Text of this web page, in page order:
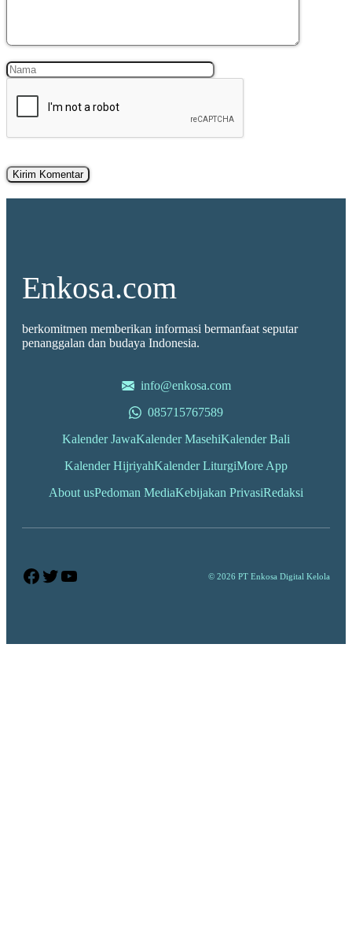
Nama Surel
Enkosa.com
berkomitmen memberikan informasi bermanfaat seputar
penanggalan dan budaya Indonesia.
info@enkosa.com
085715767589
Kalender JawaKalender MasehiKalender Bali
Kalender HijriyahKalender LiturgiMore App
About usPedoman MediaKebijakan PrivasiRedaksi
Facebook
Twitter
YouTube © 2026 PT Enkosa Digital Kelola